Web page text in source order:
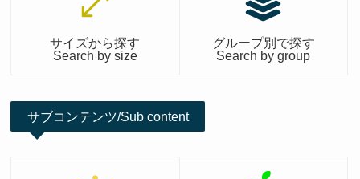
サイズから探す
Search by size
グループ別で探す
Search by group
サブコンテンツ/Sub content